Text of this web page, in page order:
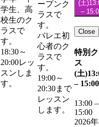
学生、高
校生のク
ラスで
す。
18:30～
20:00レッ
スンしま
す。
ープンク
ラスで
す。
バレエ初
心者のク
ラスで
す。
19:00～
20:30まで
レッスン
します。
(土)
–
Close
特別
ス
(土)
– 15:00
13:00 –
15:00
2026